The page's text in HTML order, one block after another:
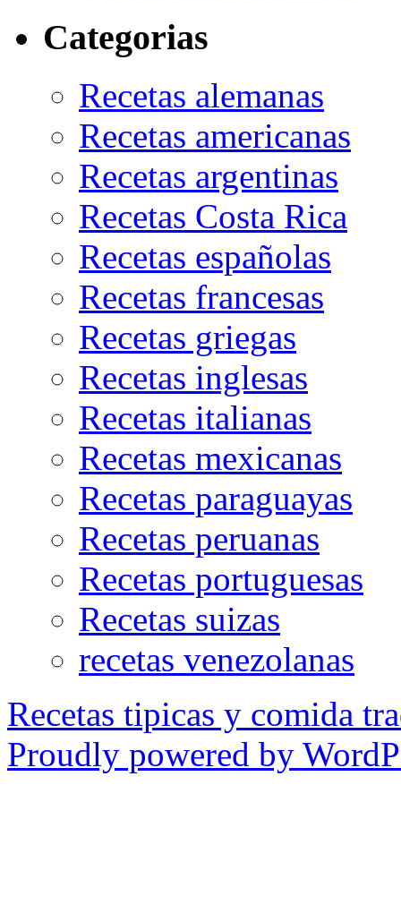
Categorias
Recetas alemanas
Recetas americanas
Recetas argentinas
Recetas Costa Rica
Recetas españolas
Recetas francesas
Recetas griegas
Recetas inglesas
Recetas italianas
Recetas mexicanas
Recetas paraguayas
Recetas peruanas
Recetas portuguesas
Recetas suizas
recetas venezolanas
Recetas tipicas y comida
Proudly powered by